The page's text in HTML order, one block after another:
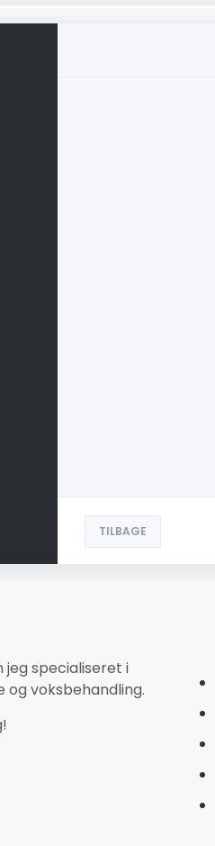
TILBAGE
jeg specialiseret i
og voksbehandling.